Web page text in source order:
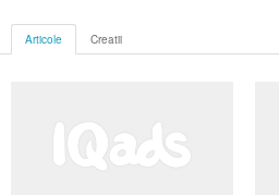
Articole Creatii